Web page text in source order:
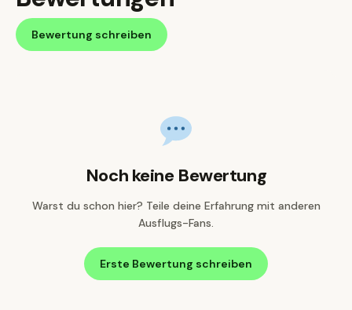
Bewertung schreiben
Noch keine Bewertung
Warst du schon hier? Teile deine Erfahrung mit anderen
Ausflugs-Fans.
Erste Bewertung schreiben